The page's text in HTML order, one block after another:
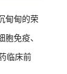
甸甸的荣
免疫、
临床前